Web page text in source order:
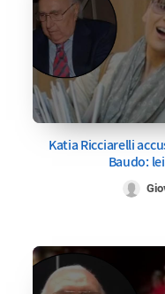
Katia Ricciarelli
Baudo: